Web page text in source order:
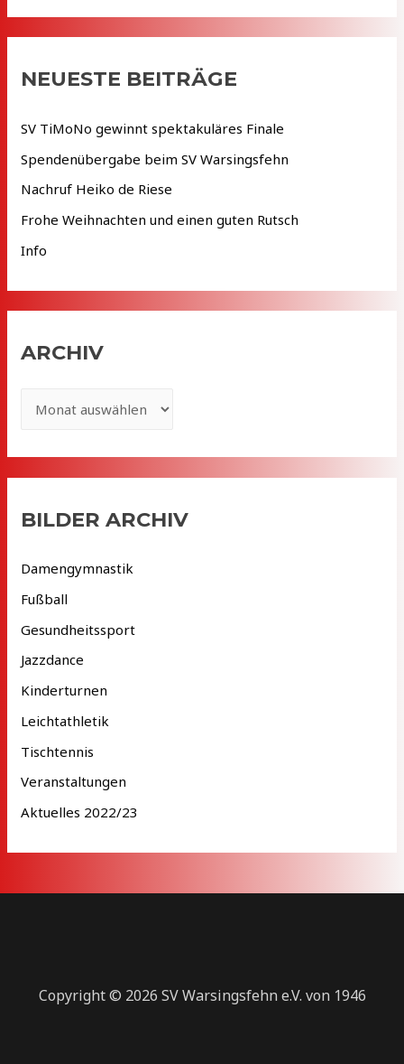
n
a
c
h
:
NEUESTE BEITRÄGE
SV TiMoNo gewinnt spektakuläres Finale
Spendenübergabe beim SV Warsingsfehn
Nachruf Heiko de Riese
Frohe Weihnachten und einen guten Rutsch
Info
ARCHIV
c
h
iBILDER ARCHIV
Damengymnastik
Fußball
Gesundheitssport
Jazzdance
Kinderturnen
Leichtathletik
Tischtennis
Veranstaltungen
Aktuelles 2022/23
Copyright © 2026 SV Warsingsfehn e.V. von 1946